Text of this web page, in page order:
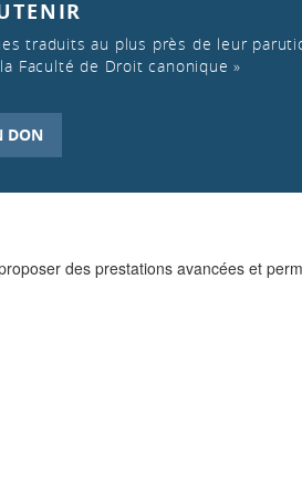
des prestations avancées et
traduits au plus près de leur
Faculté de Droit canonique »
DON